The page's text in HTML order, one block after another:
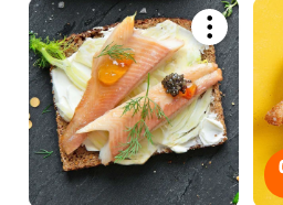
Bookmark
recipe
or
add
it
to
your
collections.